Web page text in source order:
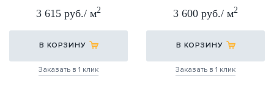
3 615 руб./ м2
В КОРЗИНУ
Заказать в 1 клик
3 600 руб./ м2
В КОРЗИНУ
Заказать в 1 клик